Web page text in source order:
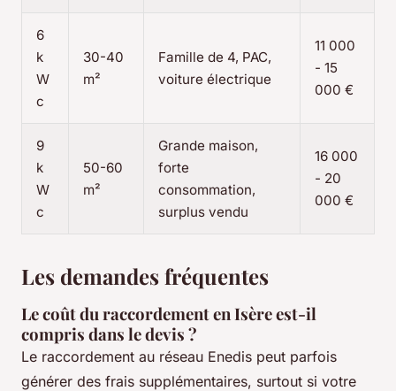
6
k
W
c
30-40
m²
Famille de 4, PAC,
voiture électrique
11 000
- 15
000 €
9
k
W
c
50-60
m²
Grande maison,
forte
consommation,
surplus vendu
16 000
- 20
000 €
Les demandes fréquentes
Le coût du raccordement en Isère est-il
compris dans le devis ?
Le raccordement au réseau Enedis peut parfois
générer des frais supplémentaires, surtout si votre